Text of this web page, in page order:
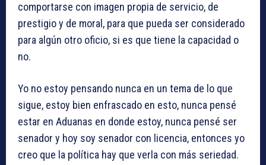
comportarse con imagen propia de servicio, de
prestigio y de moral, para que pueda ser considerado
para algún otro oficio, si es que tiene la capacidad o
no.
Yo no estoy pensando nunca en un tema de lo que
sigue, estoy bien enfrascado en esto, nunca pensé
estar en Aduanas en donde estoy, nunca pensé ser
senador y hoy soy senador con licencia, entonces yo
creo que la política hay que verla con más seriedad.